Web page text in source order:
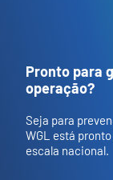
Pronto para
operação?
Seja para
WGL está
escala nacional.